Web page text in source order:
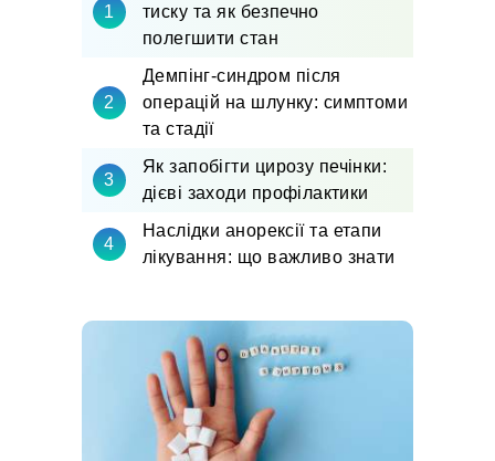
тиску та як безпечно
полегшити стан
Демпінг-синдром після
операцій на шлунку: симптоми
та стадії
Як запобігти цирозу печінки:
дієві заходи профілактики
Наслідки анорексії та етапи
лікування: що важливо знати